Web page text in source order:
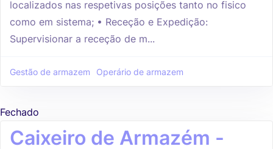
localizados nas respetivas posições tanto no fisico
como em sistema; • Receção e Expedição:
Supervisionar a receção de m...
Gestão de armazem Operário de armazem
Fechado
Caixeiro de Armazém -